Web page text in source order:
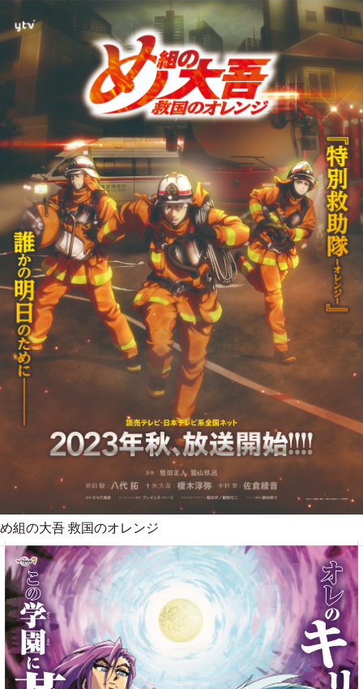
め組の大吾 救国のオレンジ